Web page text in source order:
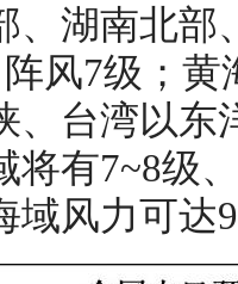
、湖南北部
风7级；
、台湾以东
将有7~8级
域风力可达